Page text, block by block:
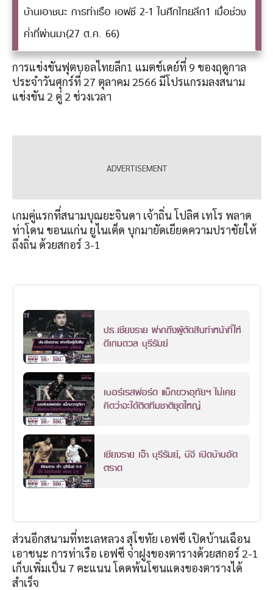
บ้านเอาชนะ การท่าเรือ เอฟซี 2-1 ในศึกไทยลีก1 เมื่อช่วง
ค่ำที่ผ่านมา(27 ต.ค. 66)
การแข่งขันฟุตบอลไทยลีก1 แมตช์เดย์ที่ 9 ของฤดูกาล
ประจำวันศุกร์ที่ 27 ตุลาคม 2566 มีโปรแกรมลงสนาม
แข่งขัน 2 คู่ 2 ช่วงเวลา
เกมคู่แรกที่สนามบุณยะจินดา เจ้าถิ่น โปลิศ เทโร พลาด
ท่าโดน ขอนแก่น ยูไนเต็ด บุกมายัดเยียดความปราชัยให้
ถึงถิ่น ด้วยสกอร์ 3-1
ปธ.เชียงราย ฝากถึงผู้ตัดสินทำหน้าที่ให้
ดีเกมดวล บุรีรัมย์
เบอร์เรสฟอร์ด แบ็กขวาอุทัยฯ ไม่เคย
คิดว่าจะได้ติดทีมชาติชุดใหญ่
เชียงราย เจ๊า บุรีรัมย์, บีจี เปิดบ้านอัด
ตราด
ส่วนอีกสนามที่ทะเลหลวง สุโขทัย เอฟซี เปิดบ้านเฉือน
เอาชนะ การท่าเรือ เอฟซี จ่าฝูงของตารางด้วยสกอร์ 2-1
เก็บเพิ่มเป็น 7 คะแนน โดดพ้นโซนแดงของตารางได้
สำเร็จ